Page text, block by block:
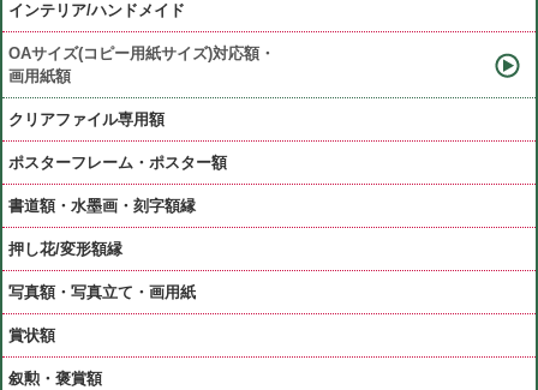
インテリア/ハンドメイド
OAサイズ(コピー用紙サイズ)対応額・
画用紙額
クリアファイル専用額
ポスターフレーム・ポスター額
書道額・水墨画・刻字額縁
押し花/変形額縁
写真額・写真立て・画用紙
賞状額
叙勲・褒賞額